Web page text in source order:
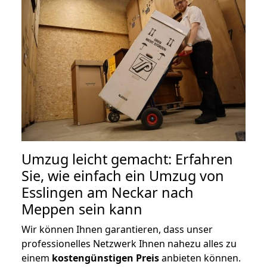
Umzug leicht gemacht: Erfahren
Sie, wie einfach ein Umzug von
Esslingen am Neckar nach
Meppen sein kann
Wir können Ihnen garantieren, dass unser
professionelles Netzwerk Ihnen nahezu alles zu
einem kostengünstigen Preisanbieten können.